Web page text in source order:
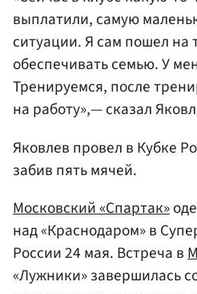
выплатили, самую
ситуации. Я сам пошел на
обеспечивать семью. У
Тренируемся, после
на работу»,— сказал
Яковлев провел в Кубке
забив пять мячей.
Московский «Спартак»
над «Краснодаром» в
России 24 мая. Встреча в
«Лужники» завершилась